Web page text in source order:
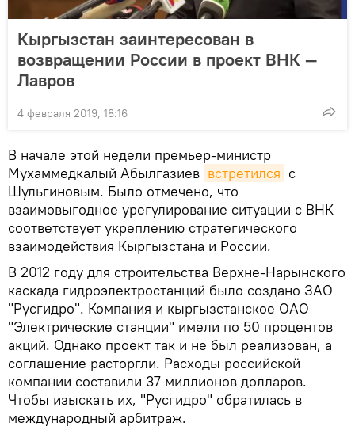
Кыргызстан заинтересован в
возвращении России в проект ВНК —
Лавров
4 февраля 2019, 18:16
В начале этой недели премьер-министр
Мухаммедкалый Абылгазиев встретился с
Шульгиновым. Было отмечено, что
взаимовыгодное урегулирование ситуации с ВНК
соответствует укреплению стратегического
взаимодействия Кыргызстана и России.
В 2012 году для строительства Верхне-Нарынского
каскада гидроэлектростанций было создано ЗАО
"Русгидро". Компания и кыргызстанское ОАО
"Электрические станции" имели по 50 процентов
акций. Однако проект так и не был реализован, а
соглашение расторгли. Расходы российской
компании составили 37 миллионов долларов.
Чтобы изыскать их, "Русгидро" обратилась в
международный арбитраж.